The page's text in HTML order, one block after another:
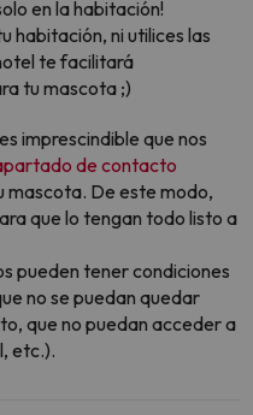
en la habitación!
habitación, ni utilices las
te facilitará
tu mascota ;)
imprescindible que nos
de contacto
mascota. De este modo,
que lo tengan todo listo a
pueden tener condiciones
no se puedan quedar
que no puedan acceder a
etc.).